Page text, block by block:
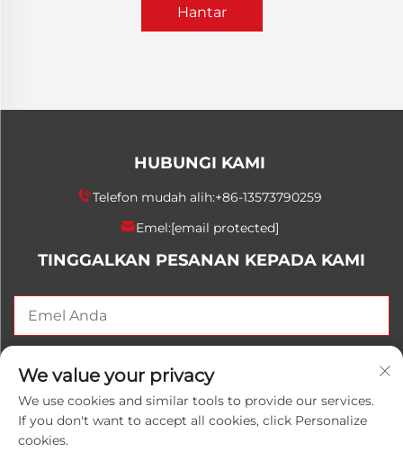
Hantar
HUBUNGI KAMI
Telefon mudah alih:+86-13573790259
Emel:[email protected]
TINGGALKAN PESANAN KEPADA KAMI
HANTAR SEKARANG
We value your privacy
We use cookies and similar tools to provide our services.
If you don't want to accept all cookies, click Personalize
cookies.